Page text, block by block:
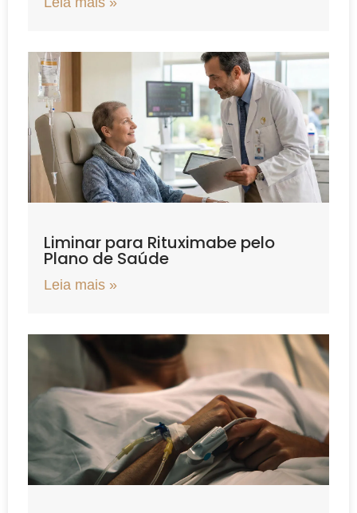
Liminar para Rituximabe pelo
Plano de Saúde
Leia mais »